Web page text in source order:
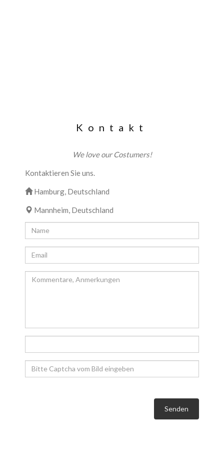
Kontakt
We love our Costumers!
Kontaktieren Sie uns.
Hamburg, Deutschland
Mannheim, Deutschland
Senden